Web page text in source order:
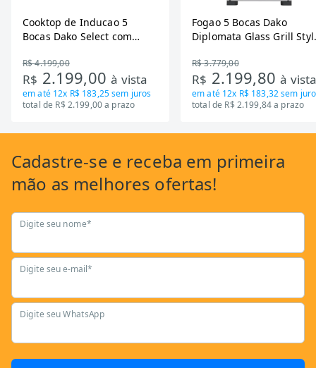
Cooktop de Inducao 5
Bocas Dako Select com
R$ 4.199,00
R$ 2.199,00à vista
em até 12x R$ 183,25sem juros
total de R$ 2.199,00 a prazo
Fogao 5 Bocas Dako
Diplomata Glass Grill
R$ 3.779,00
R$ 2.199,80à
em até 12x R$ 183,32sem
total de R$ 2.199,84 a prazo
Cadastre-se e receba em primeira
mão as melhores ofertas!
Digite seu nome*
Digite seu e-mail*
Digite seu WhatsApp